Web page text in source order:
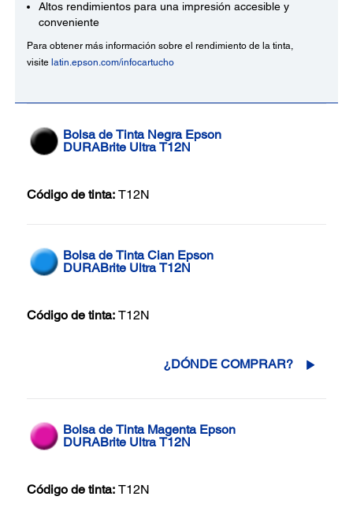
Altos rendimientos para una impresión accesible y
conveniente
Para obtener más información sobre el rendimiento de la tinta,
visite latin.epson.com/infocartucho
Bolsa de Tinta Negra Epson
DURABrite Ultra T12N
Código de tinta: T12N
Bolsa de Tinta Cian Epson
DURABrite Ultra T12N
Código de tinta: T12N
¿DÓNDE COMPRAR?
Bolsa de Tinta Magenta Epson
DURABrite Ultra T12N
Código de tinta: T12N